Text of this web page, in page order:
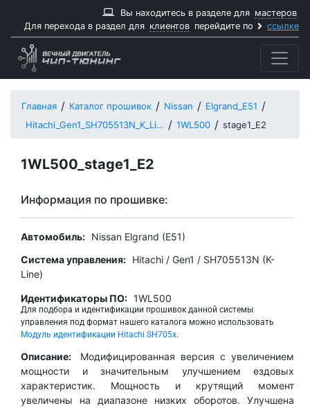
Вы находитесь в разделе для мастеров
Для перехода в раздел для клиентов перейдите по ссылке
Главная Каталог прошивок Nissan
Elgrand_E51
Hitachi_Gen1_SH705513N_K_Line
1WL500 stage1_E2
1WL500_stage1_E2
Информация по прошивке:
Автомобиль: Nissan Elgrand (E51)
Система управления: Hitachi / Gen1 / SH705513N (K-
Line)
Идентификаторы ПО: 1WL500
Для подбора и идентификации прошивок данной системы
управления под формат нашего каталога можно использовать
Модуль идентификации Hitachi SH705x.
Описание:
Модифицированная версия с увеличением
мощности и значительным улучшением ездовых
характеристик. Мощность и крутящий момент
увеличены на диапазоне низких оборотов. Улучшена